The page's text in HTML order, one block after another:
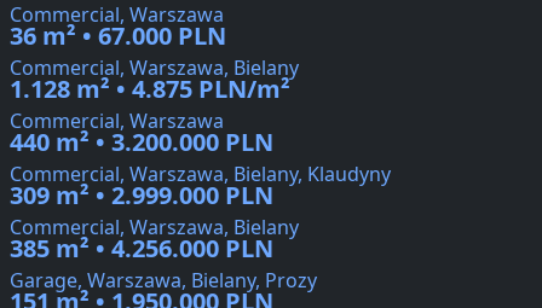
Commercial, Warszawa
36 m² • 67.000 PLN
Commercial, Warszawa, Bielany
1.128 m² • 4.875 PLN/m²
Commercial, Warszawa
440 m² • 3.200.000 PLN
Commercial, Warszawa, Bielany, Klaudyny
309 m² • 2.999.000 PLN
Commercial, Warszawa, Bielany
385 m² • 4.256.000 PLN
Garage, Warszawa, Bielany, Prozy